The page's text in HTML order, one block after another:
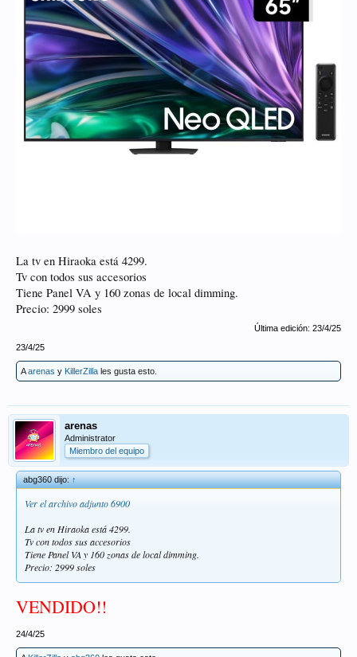
La tv en Hiraoka está 4299.
Tv con todos sus accesorios
Tiene Panel VA y 160 zonas de local dimming.
Precio: 2999 soles
Última edición: 23/4/25
23/4/25
Aarenas y KillerZilla les gusta esto.
arenas
Administrator
Miembro del equipo
abg360 dijo:↑
Ver el archivo adjunto 6900
La tv en Hiraoka está 4299.
Tv con todos sus accesorios
Tiene Panel VA y 160 zonas de local dimming.
Precio: 2999 soles
VENDIDO!!
24/4/25